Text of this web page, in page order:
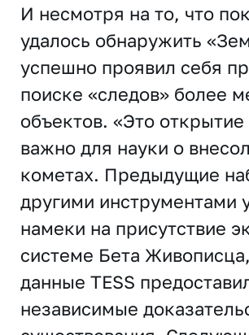
И несмотря на то, что
удалось обнаружить
успешно проявил себя
поиске «следов» более
объектов. «Это
важно для науки о
кометах. Предыдущие
другими инструментами
намеки на присутствие
системе Бета
данные TESS
независимые